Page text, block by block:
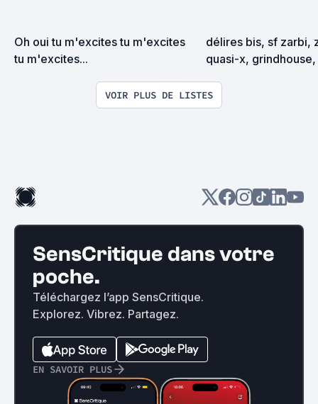
Oh oui tu m'excites tu m'excites
tu m'excites...
délires bis, sf zarbi,
quasi-x,
VOIR PLUS DE LISTES
SensCritique dans votre
poche.
Téléchargez l’app SensCritique.
Explorez. Vibrez. Partagez.
EN SAVOIR PLUS